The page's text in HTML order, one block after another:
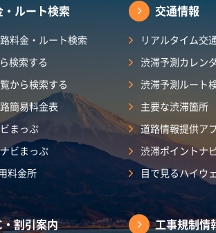
・ルート検索
料金・ルート検索
検索する
から検索する
簡易料金表
まっぷ
ビまっぷ
料金所
・割引案内
交通情報
リアルタイム交
渋滞予測カレン
渋滞予測ルート
主要な渋滞箇所
道路情報提供ア
渋滞ポイントナ
目で見るハイウ
工事規制情